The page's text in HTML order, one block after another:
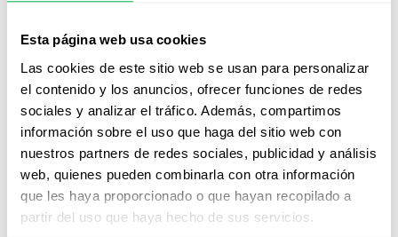
Esta página web usa cookies
Las cookies de este sitio web se usan para personalizar
el contenido y los anuncios, ofrecer funciones de redes
sociales y analizar el tráfico. Además, compartimos
información sobre el uso que haga del sitio web con
nuestros partners de redes sociales, publicidad y análisis
web, quienes pueden combinarla con otra información
que les haya proporcionado o que hayan recopilado a
partir del uso que haya hecho de sus servicios.
la diversidad organizacional son pilares para una gestión
del talento más ágil, eficiente y humana.
PeopleForce
creemos que el verdadero valor del
área de RRHH está en liberar a los profesionales de
tareas repetitivas para que se concentren en lo
estratégico: atraer, desarrollar y retener al mejor talento.
¿Quieres llevar tu gestión de talento al siguiente nivel?
Descubre cómo PeopleForce puede ayudarte a